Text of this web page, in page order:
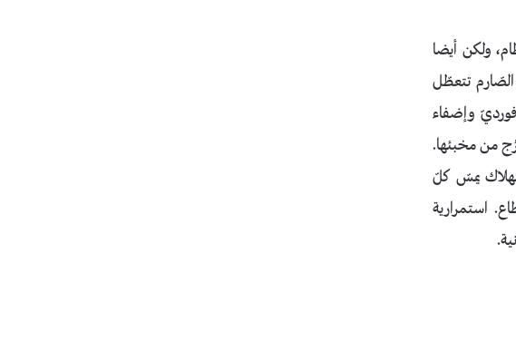
ولكن أيضا
الصّارم تتعطّل
بمنطق بعد-فورديّ وإضفاء
من مخبئها.
يمسّ كلّ
استمرارية